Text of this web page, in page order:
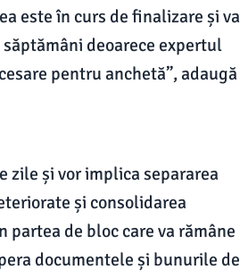
este în curs de finalizare și va
deoarece expertul
pentru anchetă”, adaugă
zile și vor implica separarea
și consolidarea
de bloc care va rămâne
documentele și bunurile de